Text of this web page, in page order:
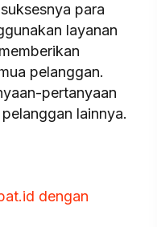
para
layanan
pelanggan.
pertanyaan
lainnya.
dengan